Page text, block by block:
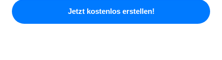
Jetzt kostenlos erstellen!